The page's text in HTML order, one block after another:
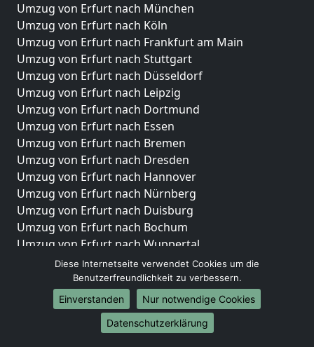
Umzug von Erfurt nach München
Umzug von Erfurt nach Köln
Umzug von Erfurt nach Frankfurt am Main
Umzug von Erfurt nach Stuttgart
Umzug von Erfurt nach Düsseldorf
Umzug von Erfurt nach Leipzig
Umzug von Erfurt nach Dortmund
Umzug von Erfurt nach Essen
Umzug von Erfurt nach Bremen
Umzug von Erfurt nach Dresden
Umzug von Erfurt nach Hannover
Umzug von Erfurt nach Nürnberg
Umzug von Erfurt nach Duisburg
Umzug von Erfurt nach Bochum
Umzug von Erfurt nach Wuppertal
Umzug von Erfurt nach Bielefeld
Umzug von Erfurt nach Bonn
Umzug von Erfurt nach Münster
Internationale-Umzüge
Diese Internetseite verwendet Cookies um die
Benutzerfreundlichkeit zu verbessern.
Einverstanden
Nur notwendige Cookies
Datenschutzerklärung